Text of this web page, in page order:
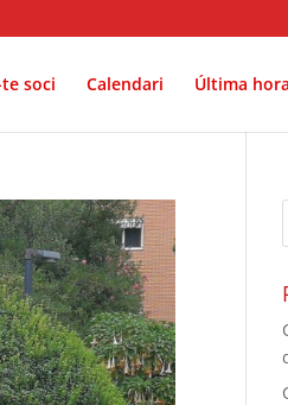
te soci Calendari Última